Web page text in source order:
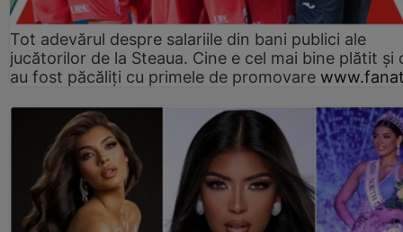
Tot adevărul despre salariile din bani publici ale
jucătorilor de la Steaua. Cine e cel mai bine plătit și
au fost păcăliți cu primele de promovare